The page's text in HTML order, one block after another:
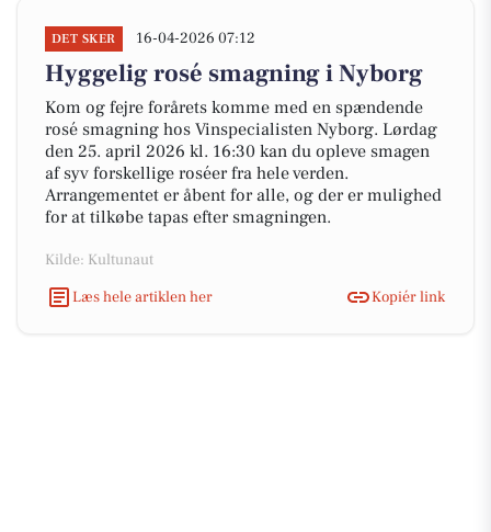
DET SKER 16-04-2026 07:12
Hyggelig rosé smagning i Nyborg
Kom og fejre forårets komme med en spændende
rosé smagning hos Vinspecialisten Nyborg. Lørdag
den 25. april 2026 kl. 16:30 kan du opleve smagen
af syv forskellige roséer fra hele verden.
Arrangementet er åbent for alle, og der er mulighed
for at tilkøbe tapas efter smagningen.
Kilde: Kultunaut
Læs hele artiklen her
Kopiér link